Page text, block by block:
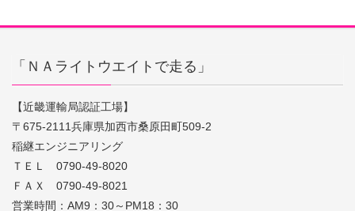
「ＮＡライトウエイトで走る」
【近畿運輸局認証工場】
〒675-2111兵庫県加西市桑原田町509-2
稲継エンジニアリング
ＴＥＬ 0790-49-8020
ＦＡＸ 0790-49-8021
営業時間：AM9：30～PM18：30